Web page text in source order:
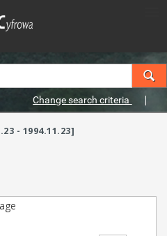
Change search criteria
- 1994.11.23]